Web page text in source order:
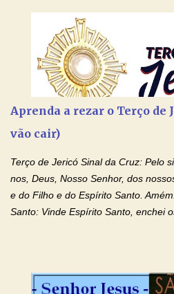
Aprenda a rezar o Terço de
vão cair)
Terço de Jericó Sinal da Cruz: Pelo
nos, Deus, Nosso Senhor, dos
e do Filho e do Espírito Santo.
Santo: Vinde Espírito Santo, enchei
Santo, fazei que apreciemos